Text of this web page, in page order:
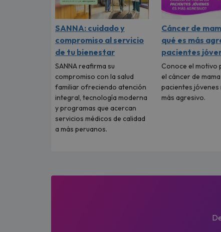
SANNA: cuidado y
compromiso al servicio
de tu bienestar
SANNA reafirma su
compromiso con la salud
familiar ofreciendo atención
integral, tecnología moderna
y programas que acercan
servicios médicos de calidad
a más peruanos.
Cáncer de
qué es más
pacientes
Conoce el motivo
el cáncer de
pacientes
más agresivo.